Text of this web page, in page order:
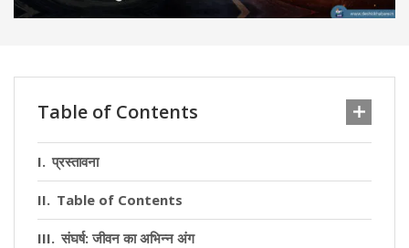
Table of Contents
प्रस्तावना
Table of Contents
संघर्ष: जीवन का अभिन्न अंग